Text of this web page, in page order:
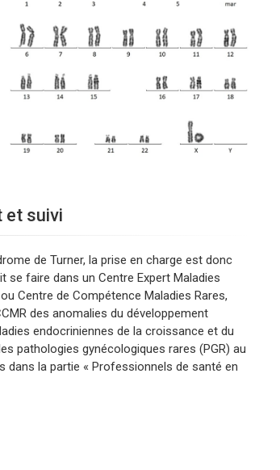
et suivi
de Turner, la prise en charge est donc
se faire dans un Centre Expert Maladies
Centre de Compétence Maladies Rares,
des anomalies du développement
endocriniennes de la croissance et du
pathologies gynécologiques rares (PGR) au
dans la partie « Professionnels de santé en